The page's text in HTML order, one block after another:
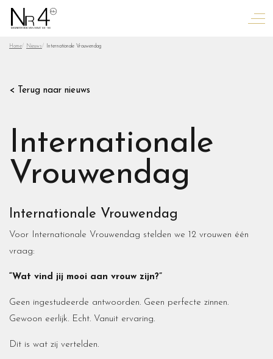
Home Nieuws Internationale Vrouwendag
< Terug naar nieuws
Internationale
Vrouwendag
Internationale Vrouwendag
Voor Internationale Vrouwendag stelden we 12 vrouwen één
vraag:
“Wat vind jij mooi aan vrouw zijn?”
Geen ingestudeerde antwoorden. Geen perfecte zinnen.
Gewoon eerlijk. Echt. Vanuit ervaring.
Dit is wat zij vertelden.